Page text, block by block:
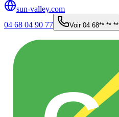
sun-valley.com
04 68 04 90 77
Voir 04 68** ** **